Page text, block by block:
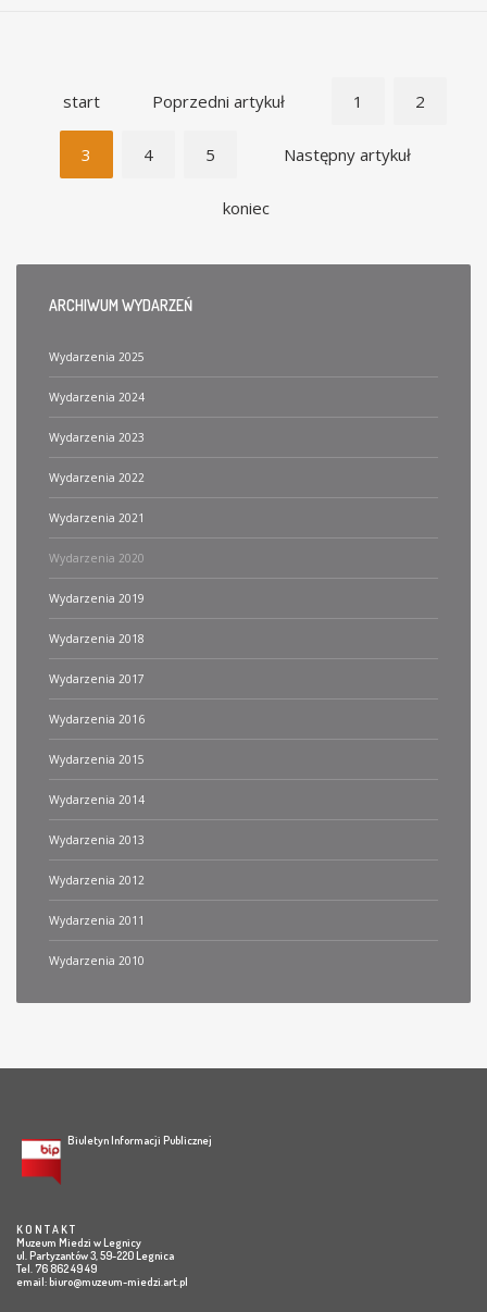
start Poprzedni artykuł 1 2
3 4 5 Następny artykuł
koniec
ARCHIWUM WYDARZEŃ
Wydarzenia 2025
Wydarzenia 2024
Wydarzenia 2023
Wydarzenia 2022
Wydarzenia 2021
Wydarzenia 2020
Wydarzenia 2019
Wydarzenia 2018
Wydarzenia 2017
Wydarzenia 2016
Wydarzenia 2015
Wydarzenia 2014
Wydarzenia 2013
Wydarzenia 2012
Wydarzenia 2011
Wydarzenia 2010
Biuletyn Informacji Publicznej
K O N T A K T
Muzeum Miedzi w Legnicy
ul. Partyzantów 3, 59-220 Legnica
Tel. 76 862 49 49
email:biuro@muzeum-miedzi.art.pl